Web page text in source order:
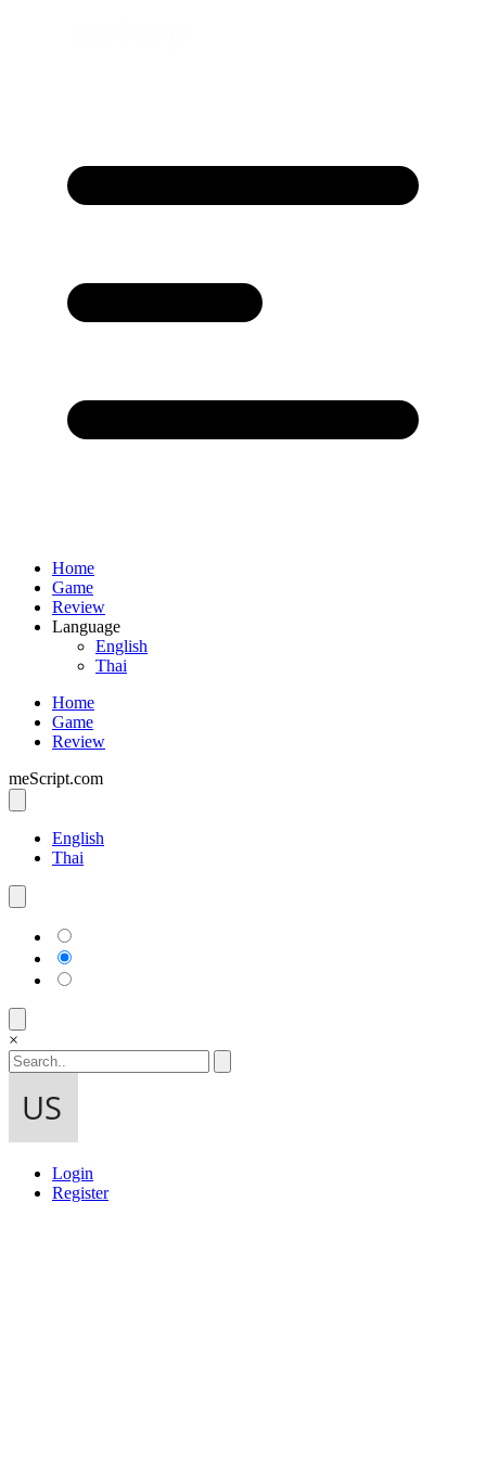
Home
Game
Review
Language
English
Thai
Home
Game
Review
meScript.com
English
Thai
×
Login
Register